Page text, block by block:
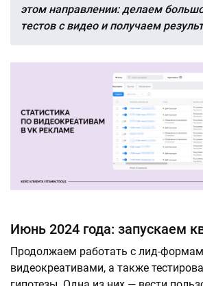
этом направлении: делаем
тестов с видео и получаем
Июнь 2024 года: запускаем
Продолжаем работать с лид-
видеокреативами, а также